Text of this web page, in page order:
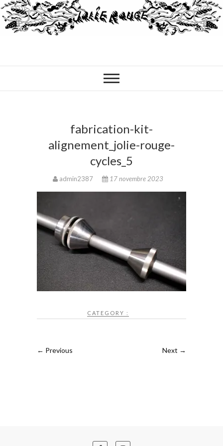
fabrication-kit-
alignement_jolie-rouge-
cycles_5
admin2387 17 novembre 2023
CATEGORY :
← Previous Next →